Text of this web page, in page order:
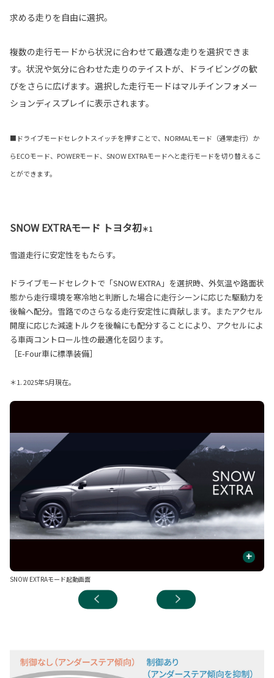
求める走りを自由に選択。
複数の走行モードから状況に合わせて最適な走りを選択できま
す。状況や気分に合わせた走りのテイストが、ドライビングの歓
びをさらに広げます。選択した走行モードはマルチインフォメー
ションディスプレイに表示されます。
■ドライブモードセレクトスイッチを押すことで、NORMALモード（通常走行）か
らECOモード、POWERモード、SNOW EXTRAモードへと走行モードを切り替えるこ
とができます。
SNOW EXTRAモード トヨタ初＊1
雪道走行に安定性をもたらす。
ドライブモードセレクトで「SNOW EXTRA」を選択時、外気温や路面状
態から走行環境を寒冷地と判断した場合に走行シーンに応じた駆動力を
後輪へ配分。雪路でのさらなる走行安定性に貢献します。またアクセル
開度に応じた減速トルクを後輪にも配分することにより、アクセルによ
る車両コントロール性の最適化を図ります。
［E-Four車に標準装備］
＊1. 2025年5月現在。
+
SNOW EXTRAモード起動画面